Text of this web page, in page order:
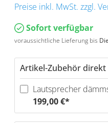
Preise inkl. MwSt. zzgl.
Sofort verfügbar
voraussichtliche Lieferung bis
Artikel-Zubehör
Lautsprecher
199,00 €*